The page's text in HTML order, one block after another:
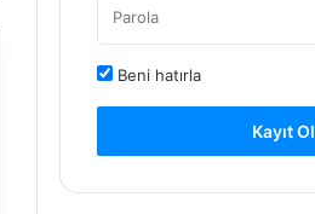
Beni hatırla
Kayıt Ol